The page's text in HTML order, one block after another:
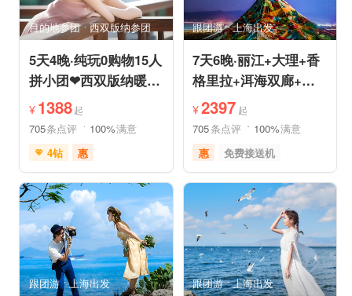
目的地参团 西双版纳参团
5天4晚·纯玩0购物15人
拼小团❤西双版纳暖冬
爆品❤品牌温德姆·亲
子游
¥ 1388起
705条点评 100%满意
4钻
惠
免费接送机
免费WIFI
管家服务
品质游
情侣游
摄影之旅
休闲度假
自然山水
美食享受
乡村趣游
森林公园
美景探索
深度人文
世界遗产
特色民宿
自由活动
跟团游 上海出发
跟团游 上海出发
7天6晚·丽江+大理+香
格里拉+洱海双廊+虎
跳峡跟团游
¥2397 起
705条点评 100%满意
惠
免费接送机
品质游
世界遗产
雪山之旅
美食享受
摄影之旅
跟团游 上海出发